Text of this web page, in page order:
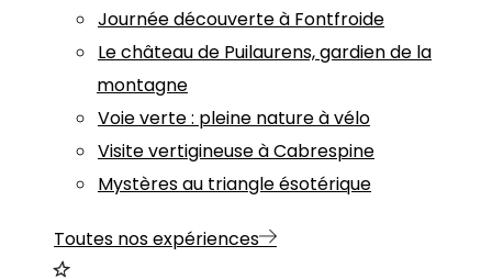
Journée découverte à Fontfroide
Le château de Puilaurens, gardien de la
montagne
Voie verte : pleine nature à vélo
Visite vertigineuse à Cabrespine
Mystères au triangle ésotérique
Toutes nos expériences